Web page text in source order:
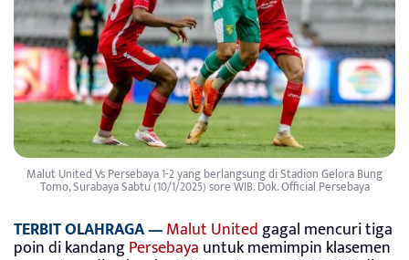
Malut United Vs Persebaya 1-2 yang berlangsung di Stadion Gelora Bung
Tomo, Surabaya Sabtu (10/1/2025) sore WIB. Dok. Official Persebaya
TERBIT OLAHRAGA —Malut Unitedgagal mencuri tiga
poin di kandangPersebaya untuk memimpin klasemen